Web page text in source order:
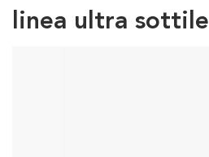
linea ultra sottile